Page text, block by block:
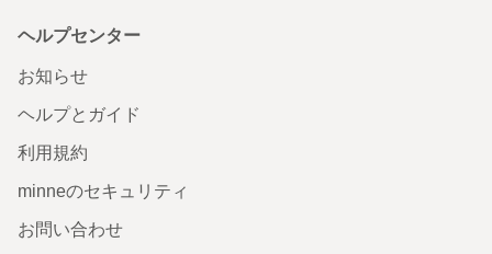
ヘルプセンター
お知らせ
ヘルプとガイド
利用規約
minneのセキュリティ
お問い合わせ